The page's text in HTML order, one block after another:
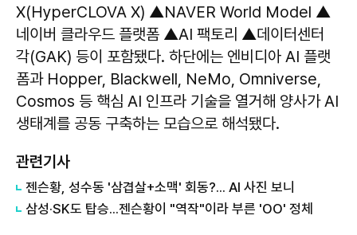
X(HyperCLOVA X) ▲NAVER World Model ▲
네이버 클라우드 플랫폼 ▲AI 팩토리 ▲데이터센터
각(GAK) 등이 포함됐다. 하단에는 엔비디아 AI 플랫
폼과 Hopper, Blackwell, NeMo, Omniverse,
Cosmos 등 핵심 AI 인프라 기술을 열거해 양사가 AI
생태계를 공동 구축하는 모습으로 해석됐다.
관련기사
젠슨황, 성수동 '삼겹살+소맥' 회동?... AI 사진 보니
삼성·SK도 탑승...젠슨황이 "역작"이라 부른 'OO' 정체